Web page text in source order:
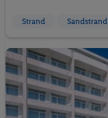
Strand Sandstrand